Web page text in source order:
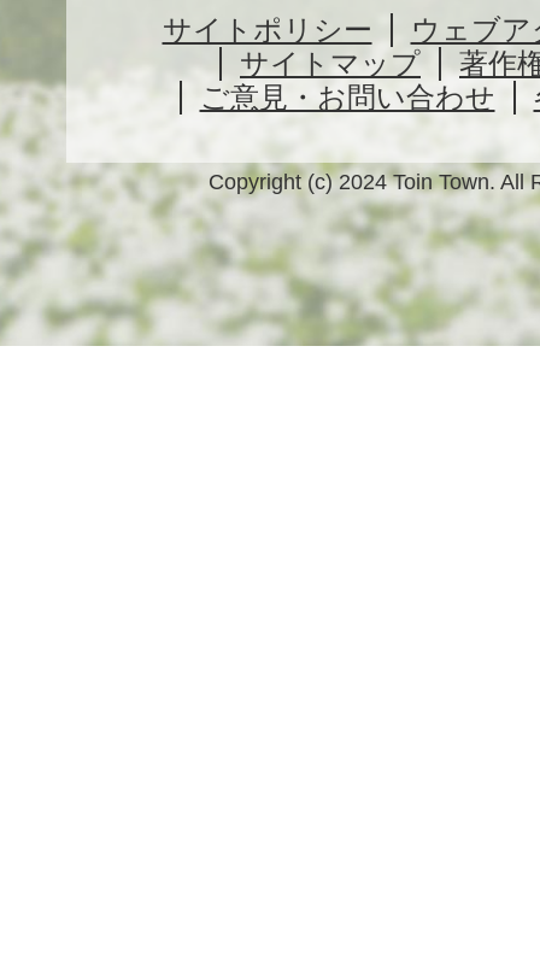
サイトポリシー
ウェブ
サイトマップ
著作
ご意見・お問い合わせ
Copyright (c) 2024 Toin Town. All